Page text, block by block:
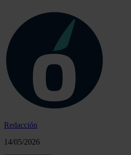
Redacción
14/05/2026